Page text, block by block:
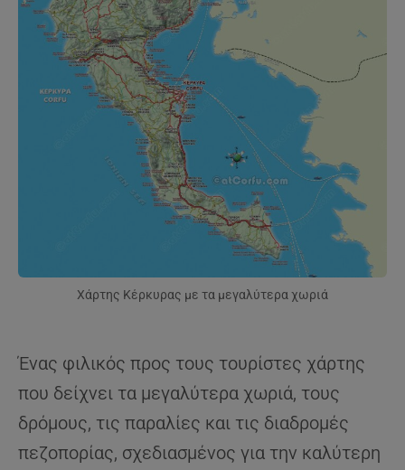
Χάρτης Κέρκυρας με τα μεγαλύτερα χωριά
Ένας φιλικός προς τους τουρίστες χάρτης
που δείχνει τα μεγαλύτερα χωριά, τους
δρόμους, τις παραλίες και τις διαδρομές
πεζοπορίας, σχεδιασμένος για την καλύτερη